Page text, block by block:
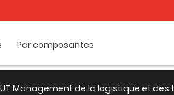
Par composantes
Management de la logistique et des